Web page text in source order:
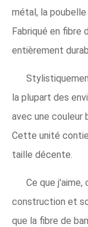
métal, la
Fabriqué en fibre
entièrement
la plupart des
avec une couleur
Cette unité
taille décente.
Ce que
construction et
que la fibre de